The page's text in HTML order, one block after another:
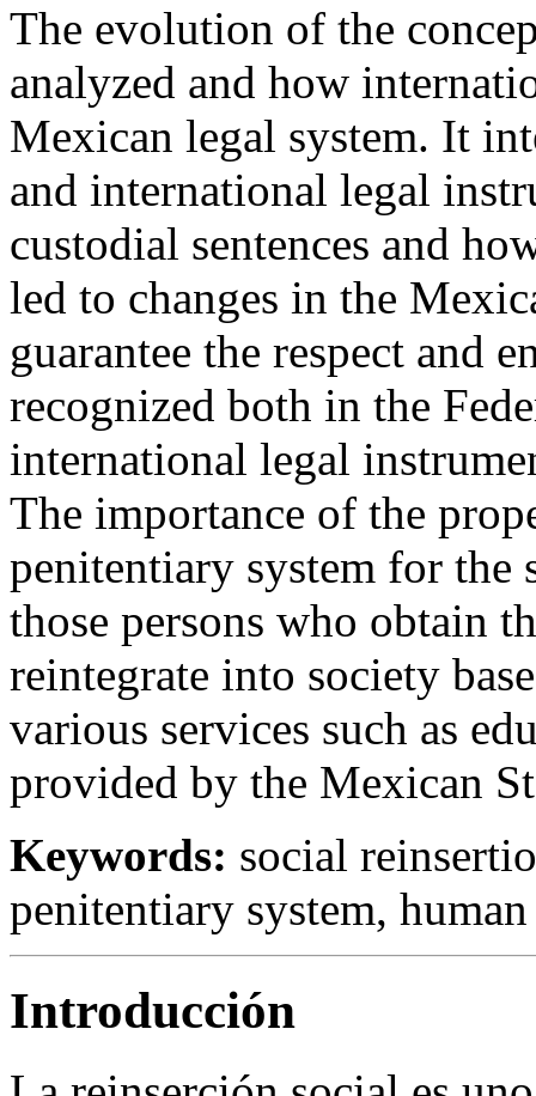
The evolution of the
analyzed and how
Mexican legal system. It
and international legal
custodial sentences and
led to changes in the
guarantee the respect and
recognized both in the
international legal
The importance of the
penitentiary system for the
those persons who obtain
reintegrate into society
various services such as
provided by the Mexican
Keywords: social
penitentiary system,
Introducción